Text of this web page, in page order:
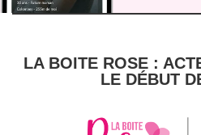
LA BOITE ROSE :
LE DÉBUT